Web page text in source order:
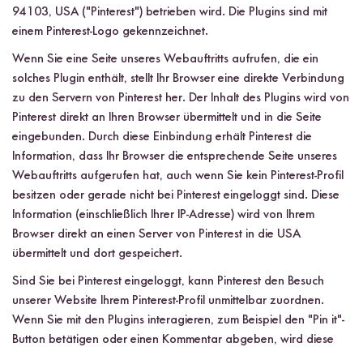
94103, USA ("Pinterest") betrieben wird. Die Plugins sind mit
einem Pinterest-Logo gekennzeichnet.
Wenn Sie eine Seite unseres Webauftritts aufrufen, die ein
solches Plugin enthält, stellt Ihr Browser eine direkte Verbindung
zu den Servern von Pinterest her. Der Inhalt des Plugins wird von
Pinterest direkt an Ihren Browser übermittelt und in die Seite
eingebunden. Durch diese Einbindung erhält Pinterest die
Information, dass Ihr Browser die entsprechende Seite unseres
Webauftritts aufgerufen hat, auch wenn Sie kein Pinterest-Profil
besitzen oder gerade nicht bei Pinterest eingeloggt sind. Diese
Information (einschließlich Ihrer IP-Adresse) wird von Ihrem
Browser direkt an einen Server von Pinterest in die USA
übermittelt und dort gespeichert.
Sind Sie bei Pinterest eingeloggt, kann Pinterest den Besuch
unserer Website Ihrem Pinterest-Profil unmittelbar zuordnen.
Wenn Sie mit den Plugins interagieren, zum Beispiel den "Pin it"-
Button betätigen oder einen Kommentar abgeben, wird diese